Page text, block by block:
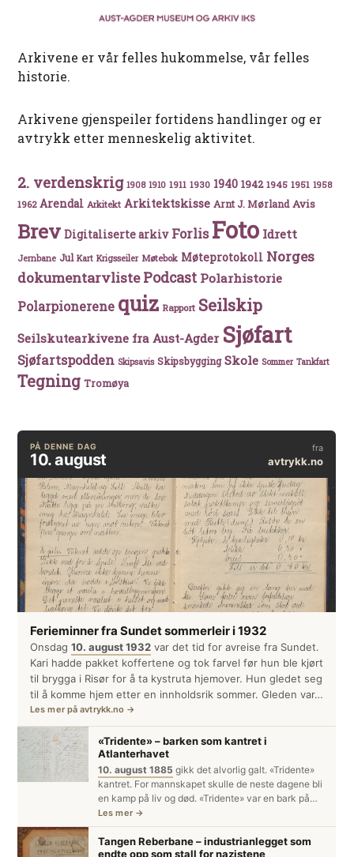
Arkivene er vår felles hukommelse, vår felles
historie.
Arkivene gjenspeiler fortidens handlinger og er
avtrykk etter menneskelig aktivitet.
2. verdenskrig 1908 1910 1911 1930 1940 1942 1945 1951 1958
1962 Arendal Arkitekt Arkitektskisse Arnt J. Mørland Avis
Brev Digitaliserte arkiv Forlis Foto Idrett
Jernbane Jul Kart Krigsseiler Møtebok Møteprotokoll Norges
dokumentarvlistePodcast Polarhistorie
Polarpionerene quiz Rapport Seilskip
Seilskutearkivene fra Aust-Agder Sjøfart
Sjøfartspodden Skipsavis Skipsbygging Skole Sommer Tankfart
Tegning Tromøya